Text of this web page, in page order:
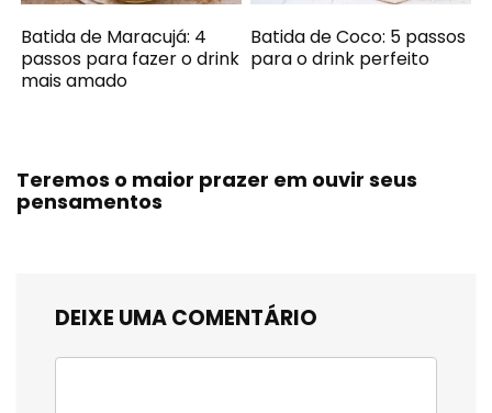
Batida de Maracujá: 4
passos para fazer o drink
mais amado
Batida de Coco: 5 passos
para o drink perfeito
Teremos o maior prazer em ouvir seus
pensamentos
DEIXE UMA COMENTÁRIO